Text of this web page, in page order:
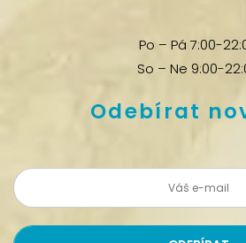
Po – Pá 7:00-
So – Ne 9:00-
Odebírat